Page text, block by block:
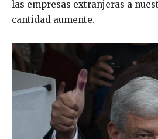
las empresas extranjeras a
cantidad aumente.